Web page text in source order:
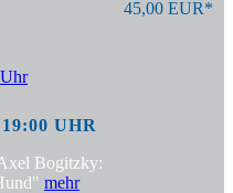
45,00 EUR*
UHR
Bogitzky:
mehr